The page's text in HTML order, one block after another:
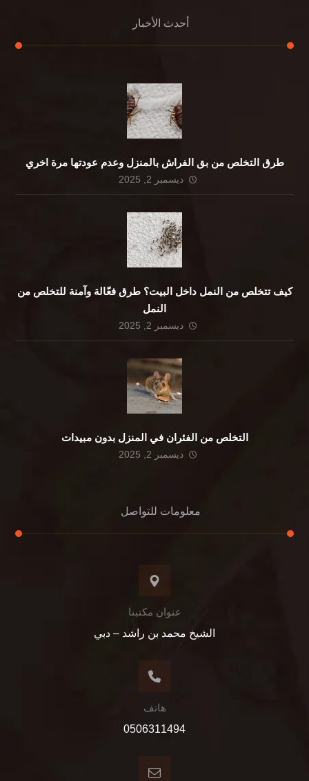
أحدث الأخبار
طرق التخلص من بق الفراش بالمنزل وعدم عودتها مرة اخري
ديسمبر 2, 2025
كيف تتخلص من النمل داخل البيت؟ طرق فعّالة وآمنة للتخلص من
النمل
ديسمبر 2, 2025
التخلص من الفئران في المنزل بدون مبيدات
ديسمبر 2, 2025
معلومات للتواصل
عنوان مكتبنا
الشيخ محمد بن راشد – دبي
هاتف
0506311494